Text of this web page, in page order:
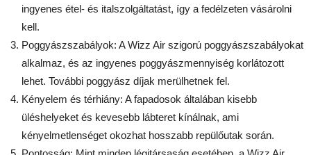
ingyenes étel- és italszolgáltatást, így a fedélzeten vásárolni
kell.
Poggyászszabályok: A Wizz Air szigorú poggyászszabályokat
alkalmaz, és az ingyenes poggyászmennyiség korlátozott
lehet. További poggyász díjak merülhetnek fel.
Kényelem és térhiány: A fapadosok általában kisebb
üléshelyeket és kevesebb lábteret kínálnak, ami
kényelmetlenséget okozhat hosszabb repülőutak során.